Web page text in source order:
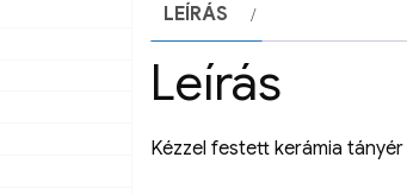
LEÍRÁS
Leírás
Kézzel festett kerámia tányér